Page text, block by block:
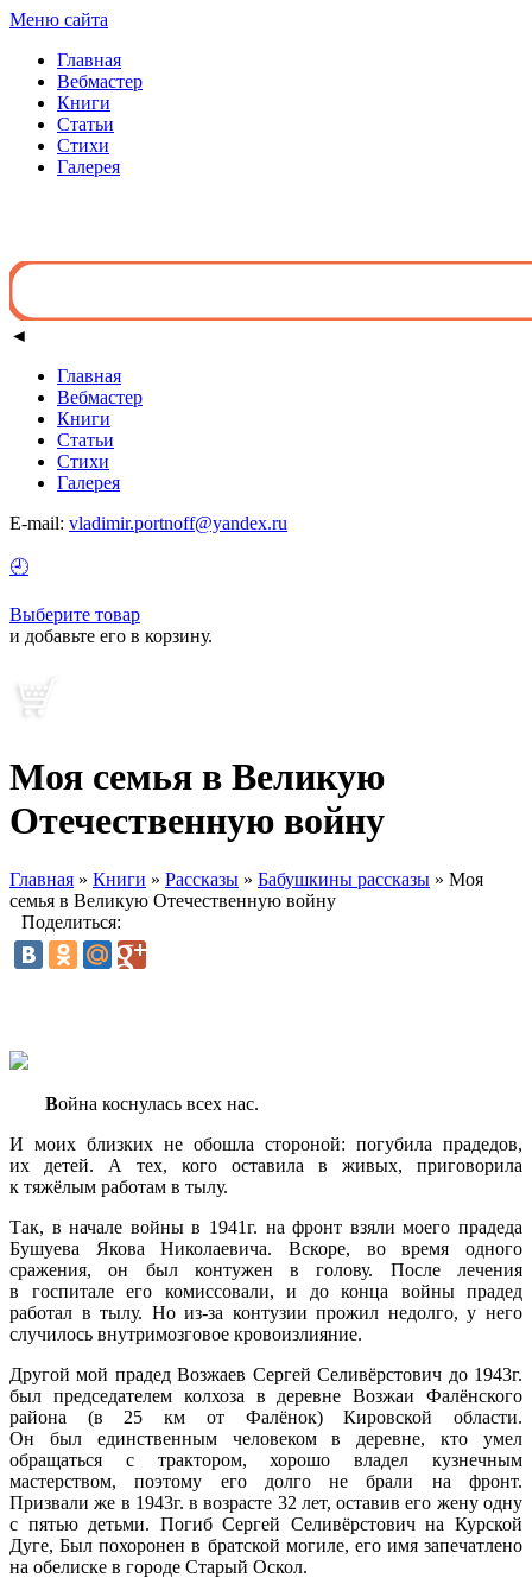
Меню сайта
Главная
Вебмастер
Книги
Статьи
Стихи
Галерея
◄
Главная
Вебмастер
Книги
Статьи
Стихи
Галерея
E-mail: vladimir.portnoff@yandex.ru
🕘
Выберите товар
и добавьте его в корзину.
Моя семья в Великую
Отечественную войну
Главная » Книги » Рассказы » Бабушкины рассказы » Моя
семья в Великую Отечественную войну
Поделиться:
Война коснулась всех нас.
И моих близких не обошла стороной: погубила прадедов,
их детей. А тех, кого оставила в живых, приговорила
к тяжёлым работам в тылу.
Так, в начале войны в 1941г. на фронт взяли моего прадеда
Бушуева Якова Николаевича. Вскоре, во время одного
сражения, он был контужен в голову. После лечения
в госпитале его комиссовали, и до конца войны прадед
работал в тылу. Но из-за контузии прожил недолго, у него
случилось внутримозговое кровоизлияние.
Другой мой прадед Возжаев Сергей Селивёрстович до 1943г.
был председателем колхоза в деревне Возжаи Фалёнского
района
(в 25 км от Фалёнок) Кировской области.
Он был единственным человеком в деревне, кто умел
обращаться с трактором, хорошо владел кузнечным
мастерством, поэтому его долго не брали на фронт.
Призвали же в 1943г. в возрасте 32 лет, оставив его жену одну
с пятью детьми. Погиб Сергей Селивёрстович на Курской
Дуге, Был похоронен в братской могиле, его имя запечатлено
на обелиске в городе Старый Оскол.